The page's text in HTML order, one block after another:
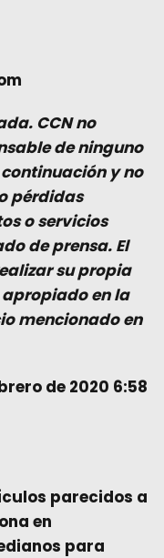
CCN no
de ninguno
y no
pérdidas
o servicios
de prensa. El
su propia
en la
mencionado en
de 2020 6:58
parecidos a
en
para